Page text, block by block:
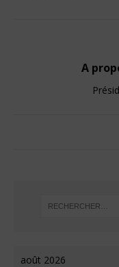
A
août 2026